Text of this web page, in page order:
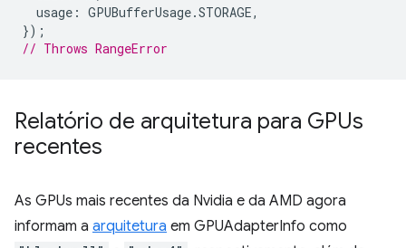
usage : GPUBufferUsage.STORAGE,
});
// Throws RangeError
Relatório de arquitetura para GPUs
recentes
As GPUs mais recentes da Nvidia e da AMD agora
informam a arquitetura em GPUAdapterInfo como